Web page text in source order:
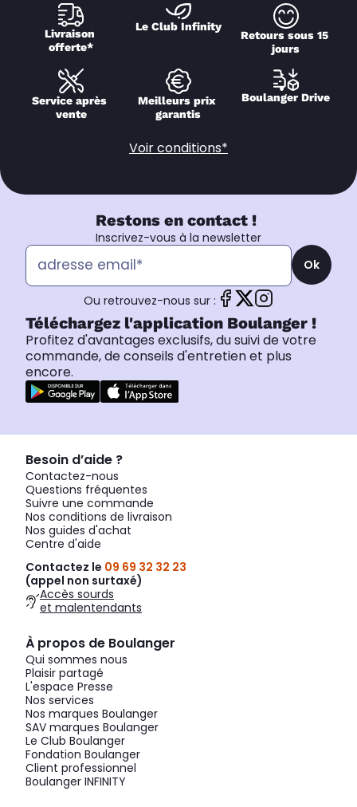
Livraison
offerte*
Le Club Infinity
Retours sous 15
jours
Service après
vente
Meilleurs prix
garantis
Boulanger Drive
Voir conditions*
Restons en contact !
Inscrivez-vous à la newsletter
Ok
Ou retrouvez-nous sur :
Téléchargez l'application Boulanger !
Profitez d'avantages exclusifs, du suivi de votre
commande, de conseils d'entretien et plus
encore.
Besoin d’aide ?
Contactez-nous
Questions fréquentes
Suivre une commande
Nos conditions de livraison
Nos guides d'achat
Centre d'aide
Contactez le 09 69 32 32 23
(appel non surtaxé)
Accès sourds
et malentendants
À propos de Boulanger
Qui sommes nous
Plaisir partagé
L'espace Presse
Nos services
Nos marques Boulanger
SAV marques Boulanger
Le Club Boulanger
Fondation Boulanger
Client professionnel
Boulanger INFINITY